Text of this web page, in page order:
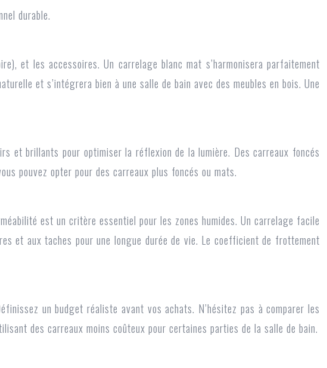
durable.
et les accessoires. Un carrelage blanc mat s’harmonisera parfaitement
et s’intégrera bien à une salle de bain avec des meubles en bois. Une
et brillants pour optimiser la réflexion de la lumière. Des carreaux foncés
pouvez opter pour des carreaux plus foncés ou mats.
est un critère essentiel pour les zones humides. Un carrelage facile
et aux taches pour une longue durée de vie. Le coefficient de frottement
un budget réaliste avant vos achats. N’hésitez pas à comparer les
des carreaux moins coûteux pour certaines parties de la salle de bain.